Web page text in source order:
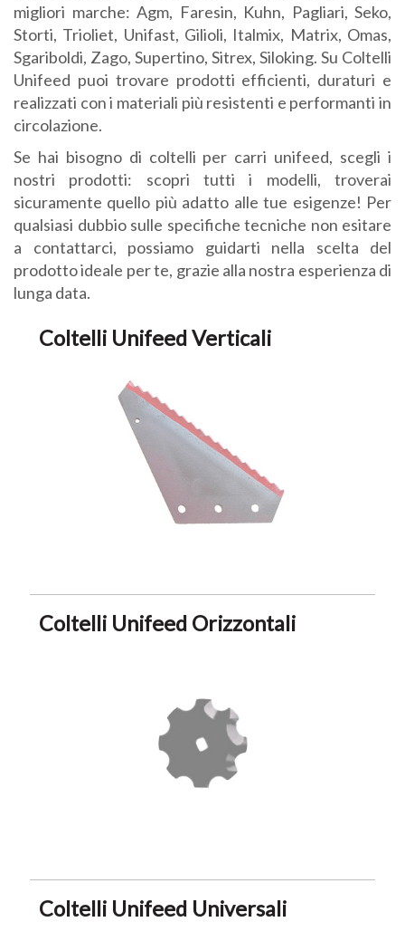
migliori marche: Agm, Faresin, Kuhn, Pagliari, Seko,
Storti, Trioliet, Unifast, Gilioli, Italmix, Matrix, Omas,
Sgariboldi, Zago, Supertino, Sitrex, Siloking. Su Coltelli
Unifeed puoi trovare prodotti efficienti, duraturi e
realizzati con i materiali più resistenti e performanti in
circolazione.
Se hai bisogno di coltelli per carri unifeed, scegli i
nostri prodotti: scopri tutti i modelli, troverai
sicuramente quello più adatto alle tue esigenze! Per
qualsiasi dubbio sulle specifiche tecniche non esitare
a contattarci, possiamo guidarti nella scelta del
prodotto ideale per te, grazie alla nostra esperienza di
lunga data.
Coltelli Unifeed Verticali
Coltelli Unifeed Orizzontali
Coltelli Unifeed Universali